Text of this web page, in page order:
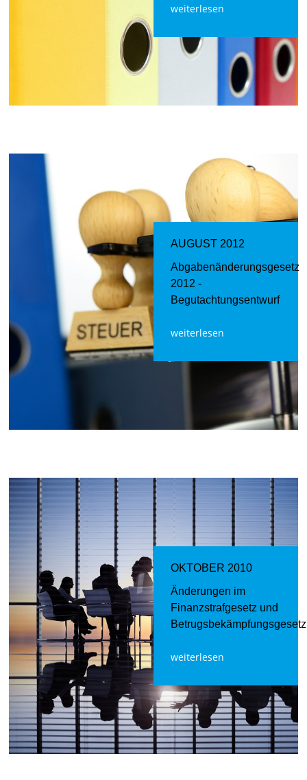
weiterlesen
AUGUST 2012
Abgabenänderungsgesetz
2012 -
Begutachtungsentwurf
weiterlesen
OKTOBER 2010
Änderungen im
Finanzstrafgesetz und
Betrugsbekämpfungsgesetz
weiterlesen